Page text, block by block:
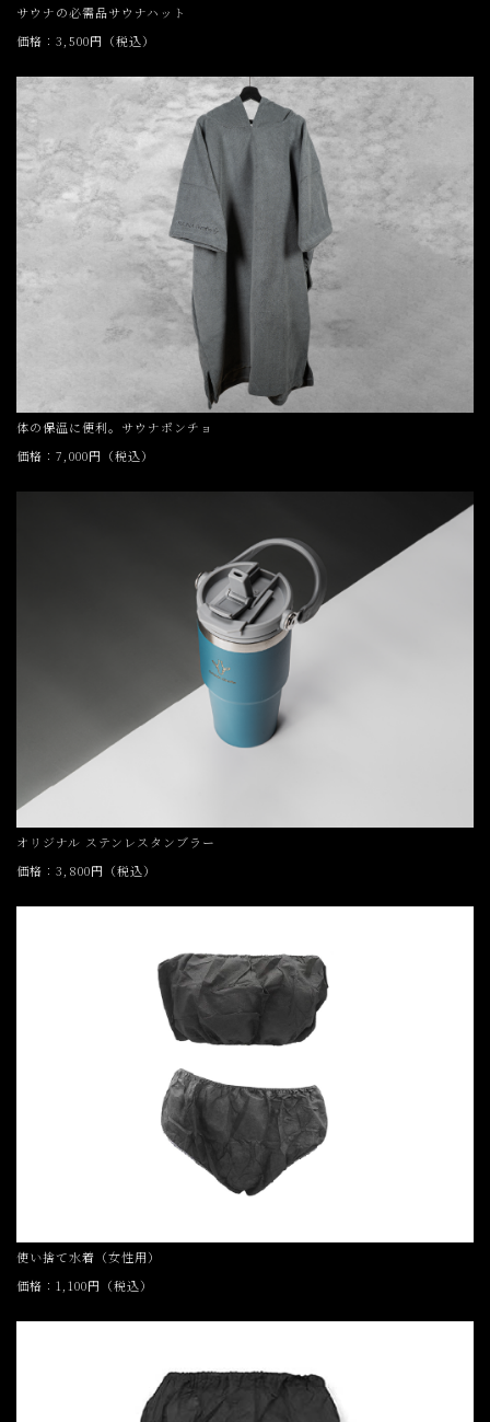
サウナの必需品サウナハット
価格：3,500円（税込）
体の保温に便利。サウナポンチョ
価格：7,000円（税込）
オリジナル ステンレスタンブラー
価格：3,800円（税込）
使い捨て水着（女性用）
価格：1,100円（税込）